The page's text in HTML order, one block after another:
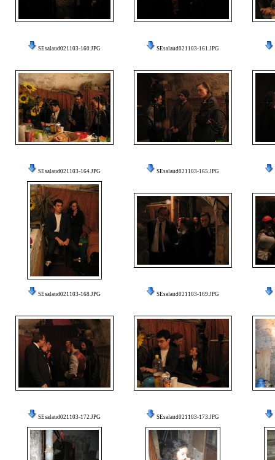
SEsalaud021103-160.JPG SEsalaud021103-161.JPG
SEsalaud021103-164.JPG SEsalaud021103-165.JPG
SEsalaud021103-168.JPG SEsalaud021103-169.JPG
SEsalaud021103-172.JPG SEsalaud021103-173.JPG